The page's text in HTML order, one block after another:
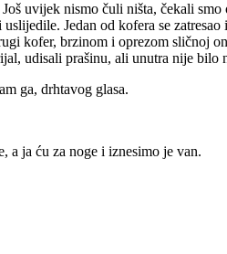
uvijek nismo čuli ništa, čekali smo
Jedan od kofera se
kofer, brzinom i oprezom sličnoj
udisali prašinu, ali unutra nije bilo
ga, drhtavog glasa.
a ja ću za noge i iznesimo je van.